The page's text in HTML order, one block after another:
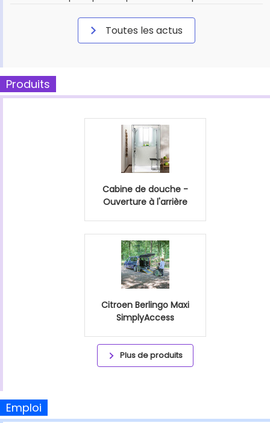
Toutes les actus
Produits
Cabine de douche -
Ouverture à l'arrière
Citroen Berlingo Maxi
SimplyAccess
Plus de produits
Emploi